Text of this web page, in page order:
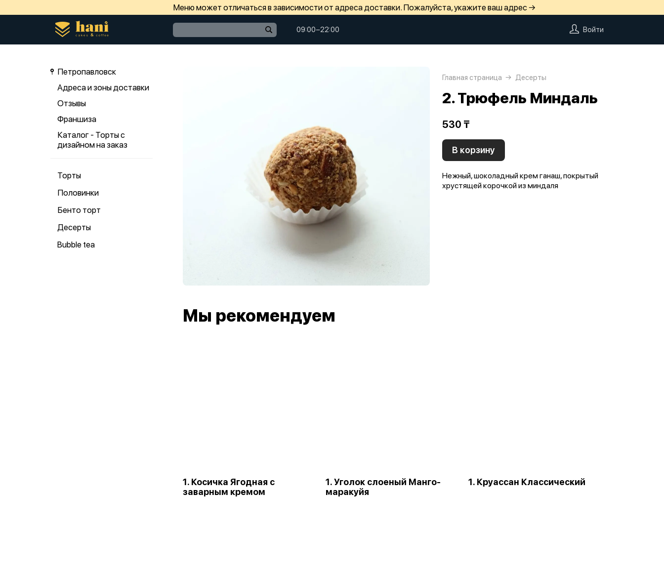
Меню может отличаться в зависимости от адреса доставки. Пожалуйста, укажите ваш адрес →
09:00−22:00 Войти
Петропавловск
Адреса и зоны доставки
Отзывы
Франшиза
Каталог - Торты с
дизайном на заказ
Торты
Половинки
Бенто торт
Десерты
Bubble tea
Главная страница Десерты
2. Трюфель Миндаль
530 ₸
В корзину
Нежный, шоколадный крем ганаш, покрытый
хрустящей корочкой из миндаля
Мы рекомендуем
1. Косичка Ягодная с
заварным кремом
1. Уголок слоеный Манго-
маракуйя
1. Круассан Классический